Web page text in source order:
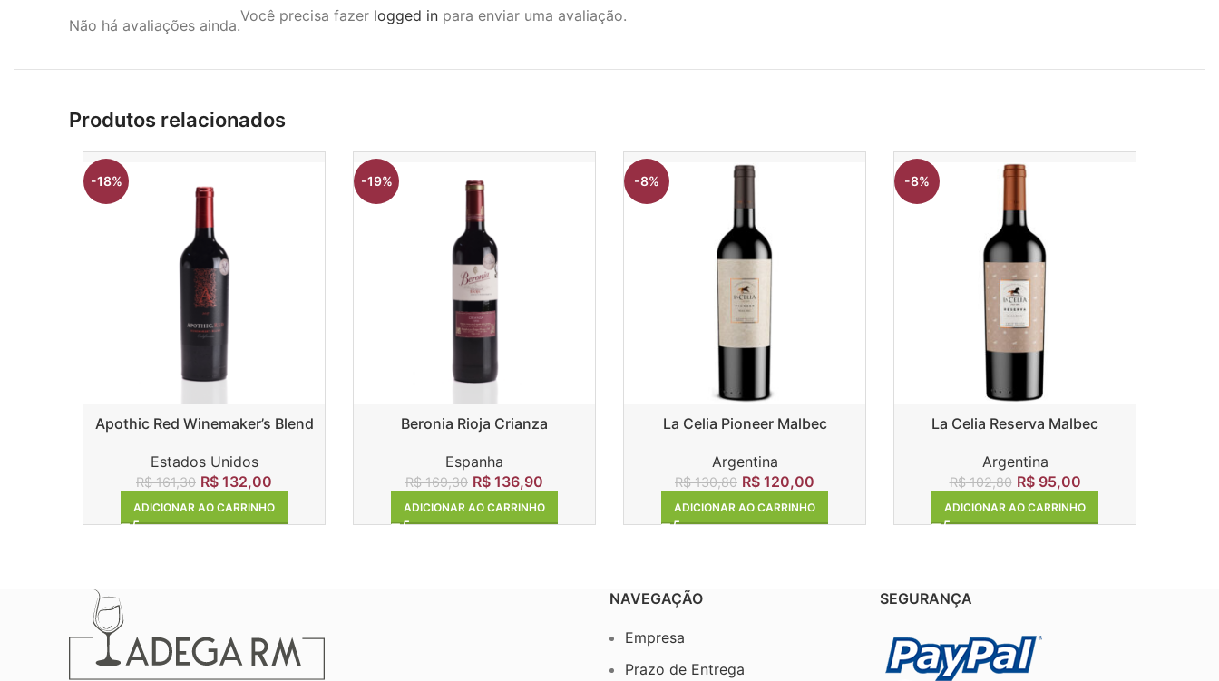
Não há avaliações ainda.
Você precisa fazer logged in para enviar uma avaliação.
Produtos relacionados
-18%
Apothic Red Winemaker’s Blend
Estados Unidos
R$161,30 R$ 132,00
ADICIONAR AO CARRINHO
-19%
Beronia Rioja Crianza
Espanha
R$169,30 R$ 136,90
ADICIONAR AO CARRINHO
-8%
La Celia Pioneer Malbec
Argentina
R$130,80 R$ 120,00
ADICIONAR AO CARRINHO
-8%
La Celia Reserva Malbec
Argentina
R$102,80 R$95,00
ADICIONAR AO CARRINHO
NAVEGAÇÃO
Empresa
Prazo de Entrega
SEGURANÇA